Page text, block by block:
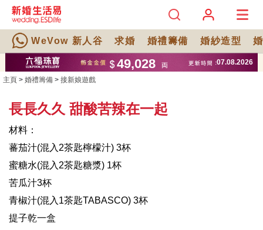
WeVow 新人谷 求婚 婚禮籌備 婚紗造型
主頁 > 婚禮籌備 > 接新娘遊戲
長長久久 甜酸苦辣在一起
材料：
蕃茄汁(混入2茶匙檸檬汁) 3杯
蜜糖水(混入2茶匙糖漿) 1杯
苦瓜汁3杯
青椒汁(混入1茶匙TABASCO) 3杯
提子乾一盒